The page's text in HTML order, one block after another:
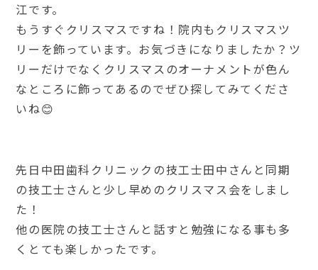
江です。
もうすぐクリスマスですね！院内もクリスマスツ
リーを飾っています。お気づきになりましたか？ツ
リーだけでなくクリスマスのオーナメントが色ん
なところに飾ってあるのでぜひ探してみてくださ
いね😊
先日中田歯科クリニックの技工士田中さんと同期
の技工士さんと少し早めのクリスマス会をしまし
た！
他の医院の技工士さんと話すと勉強になる事も多
くとても楽しかったです。